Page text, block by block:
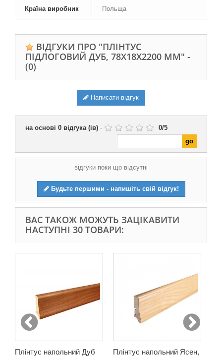
Країна виробник Польща
ВІДГУКИ ПРО "ПЛІНТУС
ПІДЛОГОВИЙ ДУБ, 78Х18Х2200 ММ" -
(0)
Написати відгук
на основі 0 відгука (ів) - 0/5
відгуки поки що відсутні
Будьте першими - напишіть свій відгук!
ВАС ТАКОЖ МОЖУТЬ ЗАЦІКАВИТИ
НАСТУПНІ 30 ТОВАРИ:
Плінтус напольний Дуб
Плінтус напольний Ясен,